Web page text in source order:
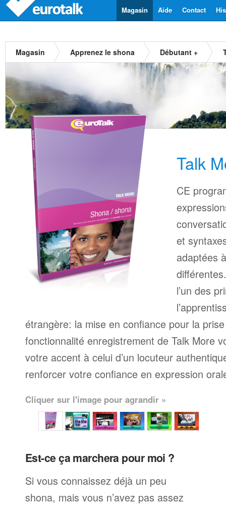
Contact
Aide
Magasin
Magasin Apprenez le shona Débutant +
Talk
CE
et
adaptées
l’un des
étrangère: la mise en confiance pour la
fonctionnalité enregistrement de Talk More
votre accent à celui d’un locuteur
renforcer votre confiance en expression
Cliquer sur l'image pour agrandir »
Est-ce ça marchera pour moi ?
Si vous connaissez déjà un peu
shona, mais vous n’avez pas assez